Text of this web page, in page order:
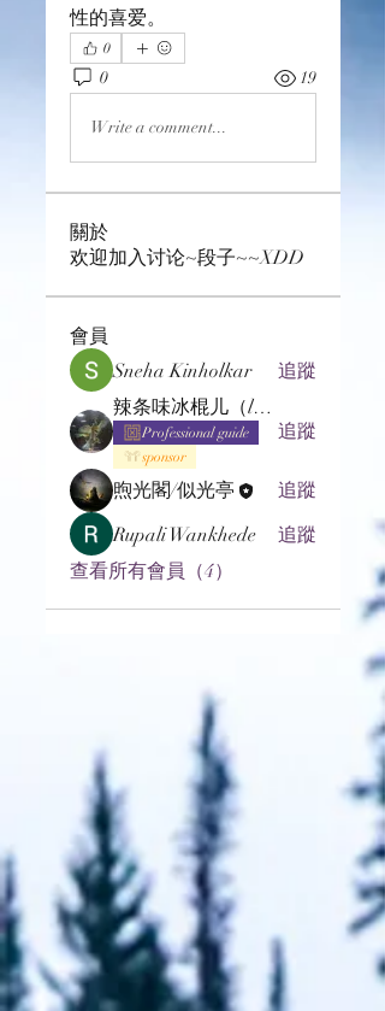
性的喜爱。
0
0 19
Write a comment...
關於
欢迎加入讨论~段子~~XDD
會員
Sneha Kinholkar
追蹤
辣条味冰棍儿（lof别玩了要氪金的）
Professional guide
sponsor
追蹤
煦光閣/似光亭
追蹤
Rupali Wankhede
追蹤
查看所有會員（4）